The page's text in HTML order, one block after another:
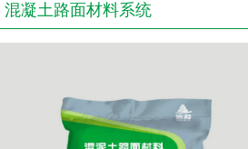
混凝土路面材料系统